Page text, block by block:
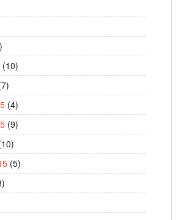
(10)
(4)
(9)
(5)